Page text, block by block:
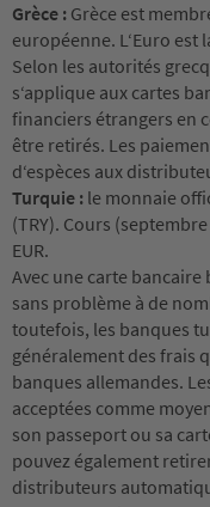
Grèce : Grèce est
européenne. L‘Euro est
Selon les autorités
s‘applique aux cartes
financiers étrangers en
être retirés. Les
d‘espèces aux
Turquie : le monnaie
(TRY). Cours (septembre
EUR.
Avec une carte bancaire
sans problème à de
toutefois, les banques
généralement des frais
banques allemandes.
acceptées comme
son passeport ou sa
pouvez également
distributeurs